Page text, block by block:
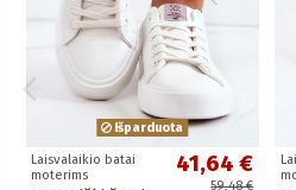
Išparduota
Laisvalaikio batai
moterims
41,64 €
59,48 €